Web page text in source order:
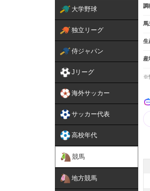
大学野球
独立リーグ
侍ジャパン
Jリーグ
海外サッカー
サッカー代表
高校年代
競馬
地方競馬
調
馬
生
産
※